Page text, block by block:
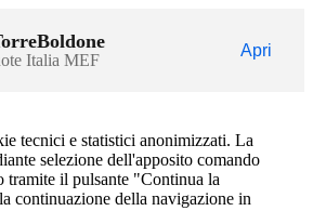
Italia MEF
Apri
tecnici e statistici anonimizzati. La
selezione dell'apposito comando
tramite il pulsante "Continua la
continuazione della navigazione in